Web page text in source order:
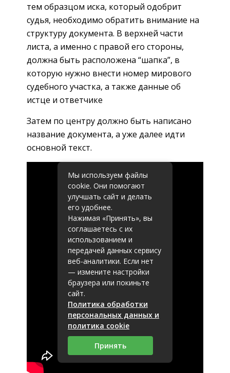
тем образцом иска, который одобрит
судья, необходимо обратить внимание на
структуру документа. В верхней части
листа, а именно с правой его стороны,
должна быть расположена “шапка”, в
которую нужно внести номер мирового
судебного участка, а также данные об
истце и ответчике
Затем по центру должно быть написано
название документа, а уже далее идти
основной текст.
Мы используем файлы
cookie. Они помогают
улучшать сайт и делать
его удобнее.
Нажимая «Принять», вы
соглашаетесь с их
использованием и
передачей данных сервису
веб-аналитики. Если нет
— измените настройки
браузера или покиньте
сайт.
Политика обработки
персональных данных и
политика cookie
Принять